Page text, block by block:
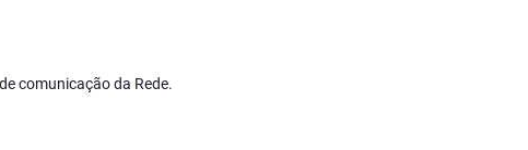
comunicação da Rede.